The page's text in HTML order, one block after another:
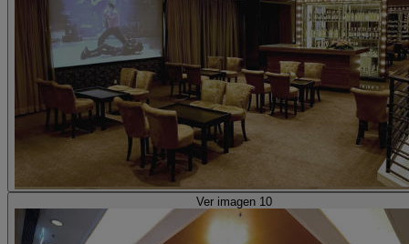
Ver imagen 10